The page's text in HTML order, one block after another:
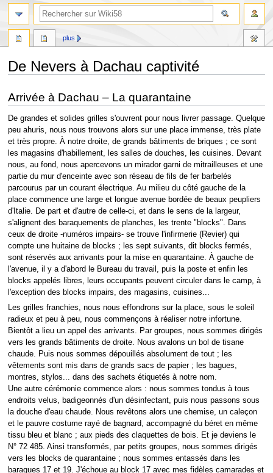
De Nevers à Dachau captivité
à
la
navigation
à
la
recherche
Arrivée à Dachau – La quarantaine
De grandes et solides grilles s'ouvrent pour nous livrer passage. Quelque
peu ahuris, nous nous trouvons alors sur une place immense, très plate
et très propre. À notre droite, de grands bâtiments de briques ; ce sont
les magasins d'habillement, les salles de douches, les cuisines. Devant
nous, au fond, nous apercevons un mirador garni de mitrailleuses et une
partie du mur d'enceinte avec son réseau de fils de fer barbelés
parcourus par un courant électrique. Au milieu du côté gauche de la
place commence une large et longue avenue bordée de beaux peupliers
d'Italie. De part et d'autre de celle-ci, et dans le sens de la largeur,
s'alignent des baraquements de planches, les trente "blocks". Dans
ceux de droite -numéros impairs- se trouve l'infirmerie (Revier) qui
compte une huitaine de blocks ; les sept suivants, dit blocks fermés,
sont réservés aux arrivants pour la mise en quarantaine. À gauche de
l'avenue, il y a d'abord le Bureau du travail, puis la poste et enfin les
blocks appelés libres, leurs occupants peuvent circuler dans le camp, à
l'exception des blocks impairs, des magasins, cuisines...
Les grilles franchies, nous nous effondrons sur la place, sous le soleil
radieux et peu à peu, nous commençons à réaliser notre infortune.
Bientôt a lieu un appel des arrivants. Par groupes, nous sommes dirigés
vers les grands bâtiments de droite. Nous avalons un bol de tisane
chaude. Puis nous sommes dépouillés absolument de tout ; les
vêtements sont mis dans de grands sacs de papier ; les bagues,
montres, stylos... dans des sachets étiquetés à notre nom.
Une autre cérémonie commence alors : nous sommes tondus à tous
endroits velus, badigeonnés d'un désinfectant, puis nous passons sous
la douche d'eau chaude. Nous revêtons alors une chemise, un caleçon
et le pauvre costume rayé de bagnard, accompagné du béret en même
tissu bleu et blanc ; aux pieds des claquettes de bois. Et je deviens le
N° 72 485. Ainsi transformés, par petits groupes, nous sommes dirigés
vers les blocks de quarantaine ; nous sommes entassés dans les
baraques 17 et 19. J'échoue au block 17 avec mes fidèles camarades et
plus